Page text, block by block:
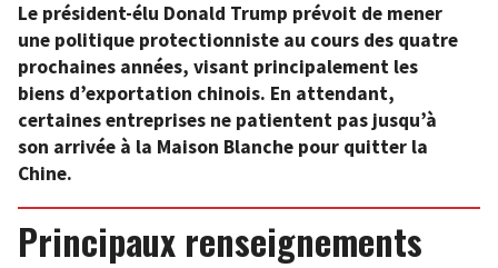
Le président-élu Donald Trump prévoit de mener
une politique protectionniste au cours des quatre
prochaines années, visant principalement les
biens d’exportation chinois. En attendant,
certaines entreprises ne patientent pas jusqu’à
son arrivée à la Maison Blanche pour quitter la
Chine.
Principaux renseignements